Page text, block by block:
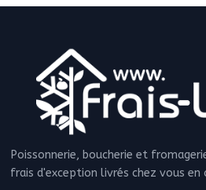
Poissonnerie, boucherie et
frais d'exception livrés chez vous en